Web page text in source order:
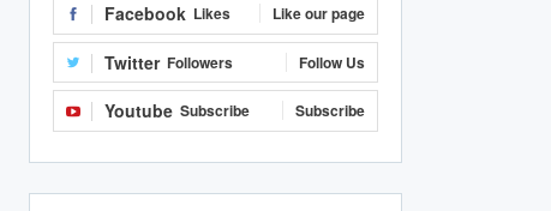
Facebook Likes Like our page
Twitter Followers Follow Us
Youtube Subscribe Subscribe